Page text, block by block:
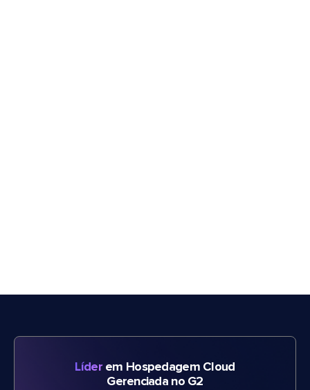
Líderem Hospedagem Cloud
Gerenciada no G2